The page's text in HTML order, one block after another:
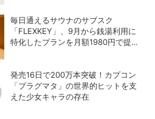
毎日通えるサウナのサブスク
「FLEXKEY」、9月から銭湯利用に
特化したプランを月額1980円で提供
発売16日で200万本突破！カプコン
「プラグマタ」の世界的ヒットを支
えた少女キャラの存在